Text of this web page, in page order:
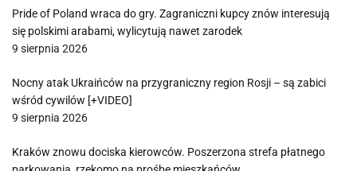
Pride of Poland wraca do gry. Zagraniczni kupcy znów interesują
się polskimi arabami, wylicytują nawet zarodek
9 sierpnia 2026
Nocny atak Ukraińców na przygraniczny region Rosji – są zabici
wśród cywilów [+VIDEO]
9 sierpnia 2026
Kraków znowu dociska kierowców. Poszerzona strefa płatnego